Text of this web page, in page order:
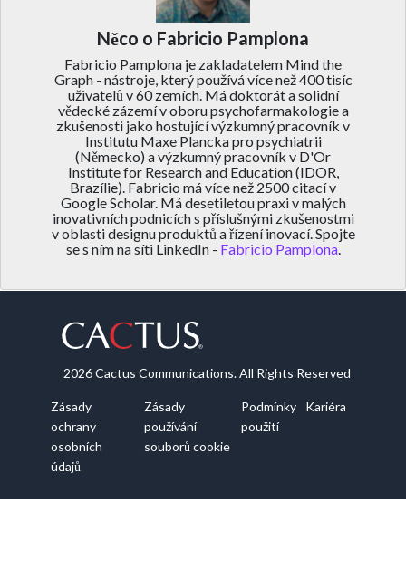
Něco o Fabricio Pamplona
Fabricio Pamplona je zakladatelem Mind the
Graph - nástroje, který používá více než 400 tisíc
uživatelů v 60 zemích. Má doktorát a solidní
vědecké zázemí v oboru psychofarmakologie a
zkušenosti jako hostující výzkumný pracovník v
Institutu Maxe Plancka pro psychiatrii
(Německo) a výzkumný pracovník v D'Or
Institute for Research and Education (IDOR,
Brazílie). Fabricio má více než 2500 citací v
Google Scholar. Má desetiletou praxi v malých
inovativních podnicích s příslušnými zkušenostmi
v oblasti designu produktů a řízení inovací. Spojte
se s ním na síti LinkedIn - Fabricio Pamplona.
2026 Cactus Communications. All Rights Reserved
Zásady
ochrany
osobních
údajů
Zásady
používání
souborů cookie
Podmínky
použití
Kariéra